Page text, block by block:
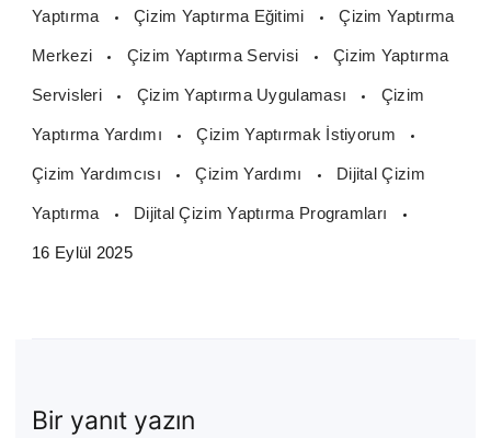
Yaptırma Çizim Yaptırma Eğitimi Çizim Yaptırma
Merkezi Çizim Yaptırma Servisi Çizim Yaptırma
Servisleri Çizim Yaptırma Uygulaması Çizim
Yaptırma Yardımı Çizim Yaptırmak İstiyorum
Çizim Yardımcısı Çizim Yardımı Dijital Çizim
Yaptırma Dijital Çizim Yaptırma Programları
16 Eylül 2025
Bir yanıt yazın